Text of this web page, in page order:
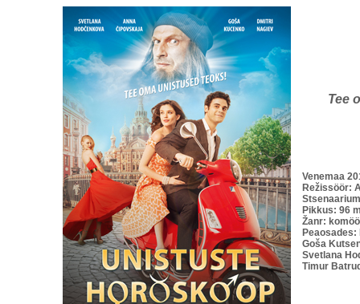
Tee
Venemaa
Režissöör:
Pikkus: 96
Žanr:
Peaosades:
Goša
Svetlana
Timur